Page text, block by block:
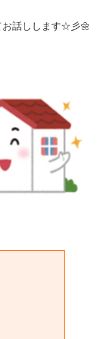
お話しします☆彡🌼